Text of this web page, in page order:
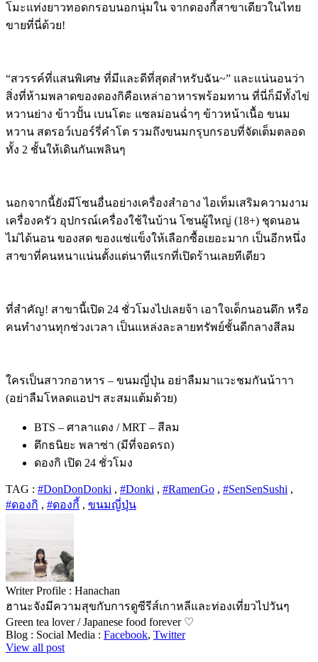
โมะแท่งยาวทอดกรอบนอกนุ่มใน จากดองกี้สาขาเดียวในไทย
ขายที่นี่ด้วย!
“สวรรค์ที่แสนพิเศษ ที่มีและดีที่สุดสำหรับฉัน~” และแน่นอนว่า
สิ่งที่ห้ามพลาดของดองกิคือเหล่าอาหารพร้อมทาน ที่นี่ก็มีทั้งไข่
หวานย่าง ข้าวปั้น เบนโตะ แซลม่อนฉ่ำๆ ข้าวหน้าเนื้อ ขนม
หวาน สตรอว์เบอร์รี่คำโต รวมถึงขนมกรุบกรอบที่จัดเต็มตลอด
ทั้ง 2 ชั้นให้เดินกันเพลินๆ
นอกจากนี้ยังมีโซนอื่นอย่างเครื่องสำอาง ไอเท็มเสริมความงาม
เครื่องครัว อุปกรณ์เครื่องใช้ในบ้าน โซนผู้ใหญ่ (18+) ชุดนอน
ไม่ได้นอน ของสด ของแช่แข็งให้เลือกซื้อเยอะมาก เป็นอีกหนึ่ง
สาขาที่คนหนาแน่นตั้งแต่นาทีแรกที่เปิดร้านเลยทีเดียว
ที่สำคัญ! สาขานี้เปิด 24 ชั่วโมงไปเลยจ้า เอาใจเด็กนอนดึก หรือ
คนทำงานทุกช่วงเวลา เป็นแหล่งละลายทรัพย์ชั้นดีกลางสีลม
ใครเป็นสาวกอาหาร – ขนมญี่ปุ่น อย่าลืมมาแวะชมกันน้าาา
(อย่าลืมโหลดแอปฯ สะสมแต้มด้วย)
BTS – ศาลาแดง / MRT – สีลม
ตึกธนิยะ พลาซ่า (มีที่จอดรถ)
ดองกิ เปิด 24 ชั่วโมง
TAG : #DonDonDonki , #Donki , #RamenGo , #SenSenSushi ,
#ดองกิ , #ดองกี้ , ขนมญี่ปุ่น
Writer Profile : Hanachan
ฮานะจังมีความสุขกับการดูซีรีส์เกาหลีและท่องเที่ยวไปวันๆ
Green tea lover / Japanese food forever ♡
Blog : Social Media : Facebook, Twitter
View all post